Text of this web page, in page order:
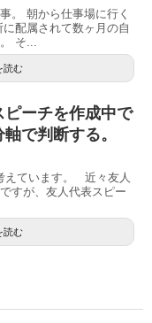
。 朝から仕事場に行く
配属されて数ヶ月の自
そ...
読む
ーチを作成中で
で判断する。
ています。 近々友人
すが、友人代表スピー
読む